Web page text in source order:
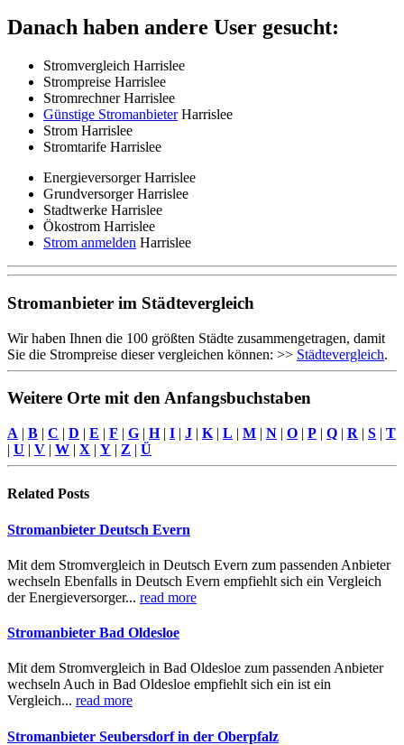
Danach haben andere User gesucht:
Stromvergleich Harrislee
Strompreise Harrislee
Stromrechner Harrislee
Günstige StromanbieterHarrislee
Strom Harrislee
Stromtarife Harrislee
Energieversorger Harrislee
Grundversorger Harrislee
Stadtwerke Harrislee
Ökostrom Harrislee
Strom anmelden Harrislee
Stromanbieter im Städtevergleich
Wir haben Ihnen die 100 größten Städte zusammengetragen, damit
Sie die Strompreise dieser vergleichen können: >> Städtevergleich.
Weitere Orte mit den Anfangsbuchstaben
A | B | C | D | E | F | G | H| I | J | K | L | M | N | O | P | Q | R | S | T
| U | V | W | X | Y | Z | Ü
Related Posts
Stromanbieter Deutsch Evern
Mit dem Stromvergleich in Deutsch Evern zum passenden Anbieter
wechseln Ebenfalls in Deutsch Evern empfiehlt sich ein Vergleich
der Energieversorger... read more
Stromanbieter Bad Oldesloe
Mit dem Stromvergleich in Bad Oldesloe zum passenden Anbieter
wechseln Auch in Bad Oldesloe empfiehlt sich ein ist ein
Vergleich... read more
Stromanbieter Seubersdorf in der Oberpfalz